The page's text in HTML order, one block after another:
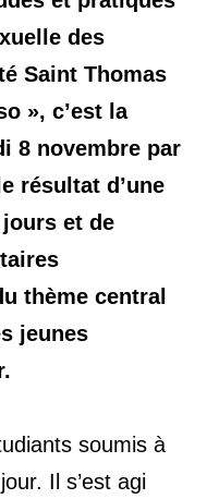
des
Saint Thomas
», c’est la
8 novembre par
résultat d’une
et de
thème central
jeunes
soumis à
Il s’est agi